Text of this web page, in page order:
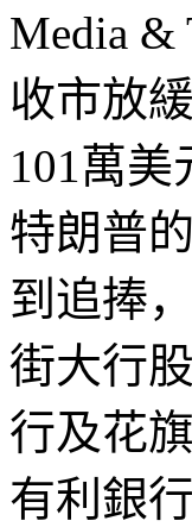
Media &
收市放
101萬美
特朗普
到追捧
街大行
行及花
有利銀